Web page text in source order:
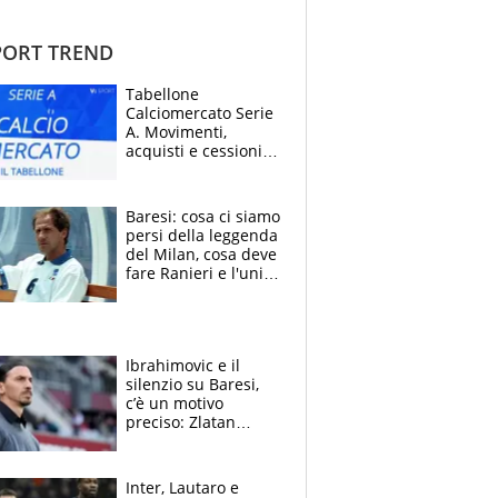
TREND
Tabellone
Calciomercato Serie
A. Movimenti,
acquisti e cessioni:
Baresi: cosa ci siamo
persi della leggenda
del Milan, cosa deve
fare Ranieri e l'unico
Ibrahimovic e il
silenzio su Baresi,
c’è un motivo
preciso: Zlatan
e dalla morte di
Inter, Lautaro e